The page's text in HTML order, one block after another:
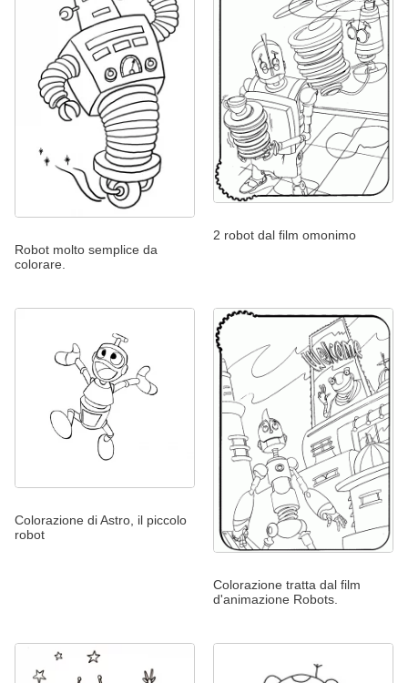
Robot molto semplice da
colorare.
2 robot dal film omonimo
Colorazione di Astro, il piccolo
robot
Colorazione tratta dal film
d'animazione Robots.